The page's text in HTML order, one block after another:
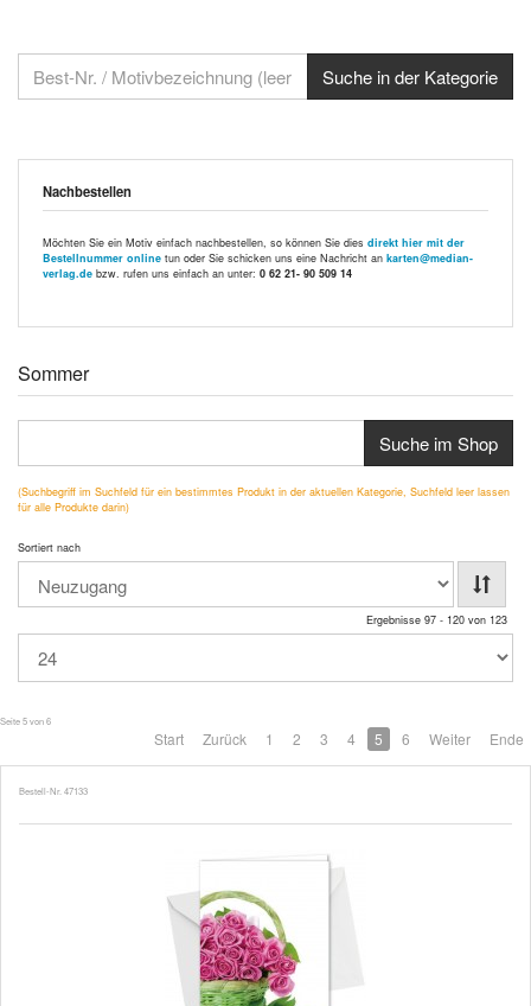
Nachbestellen
Möchten Sie ein Motiv einfach nachbestellen, so können Sie dies direkt hier mit der
Bestellnummer online tun oder Sie schicken uns eine Nachricht an karten@median-
verlag.de bzw. rufen uns einfach an unter: 0 62 21- 90 509 14
Sommer
Suche im Shop
(Suchbegriff im Suchfeld für ein bestimmtes Produkt in der aktuellen Kategorie, Suchfeld leer lassen
für alle Produkte darin)
Sortiert nach
Ergebnisse 97 - 120 von 123
Seite 5 von 6
Start Zurück 1 2 3 4 5 6 Weiter Ende
Bestell-Nr. 47133